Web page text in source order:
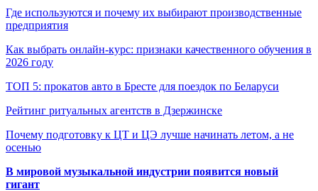
Где используются и почему их выбирают производственные
предприятия
Как выбрать онлайн-курс: признаки качественного обучения в
2026 году
ТОП 5: прокатов авто в Бресте для поездок по Беларуси
Рейтинг ритуальных агентств в Дзержинске
Почему подготовку к ЦТ и ЦЭ лучше начинать летом, а не
осенью
В мировой музыкальной индустрии появится новый
гигант